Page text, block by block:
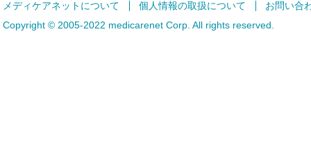
メディケアネットについて
個人情報の取扱について
お問い合
Copyright © 2005-2022 medicarenet Corp. All rights reserved.